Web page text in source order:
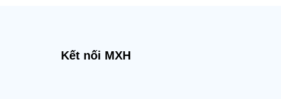
Kết nối MXH